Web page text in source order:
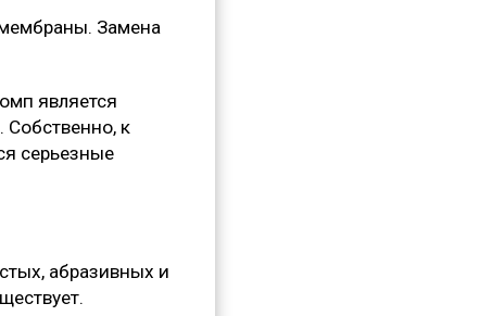
Замена
является
Собственно, к
серьезные
абразивных и